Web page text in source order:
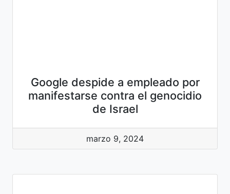
Google despide a empleado por
manifestarse contra el genocidio
de Israel
marzo 9, 2024